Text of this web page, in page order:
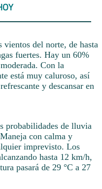
del norte, de hasta
fuertes. Hay un 60%
Con la
está muy caluroso, así
y descansar en
probabilidades de lluvia
con calma y
imprevisto. Los
hasta 12 km/h,
pasará de 29 °C a 27